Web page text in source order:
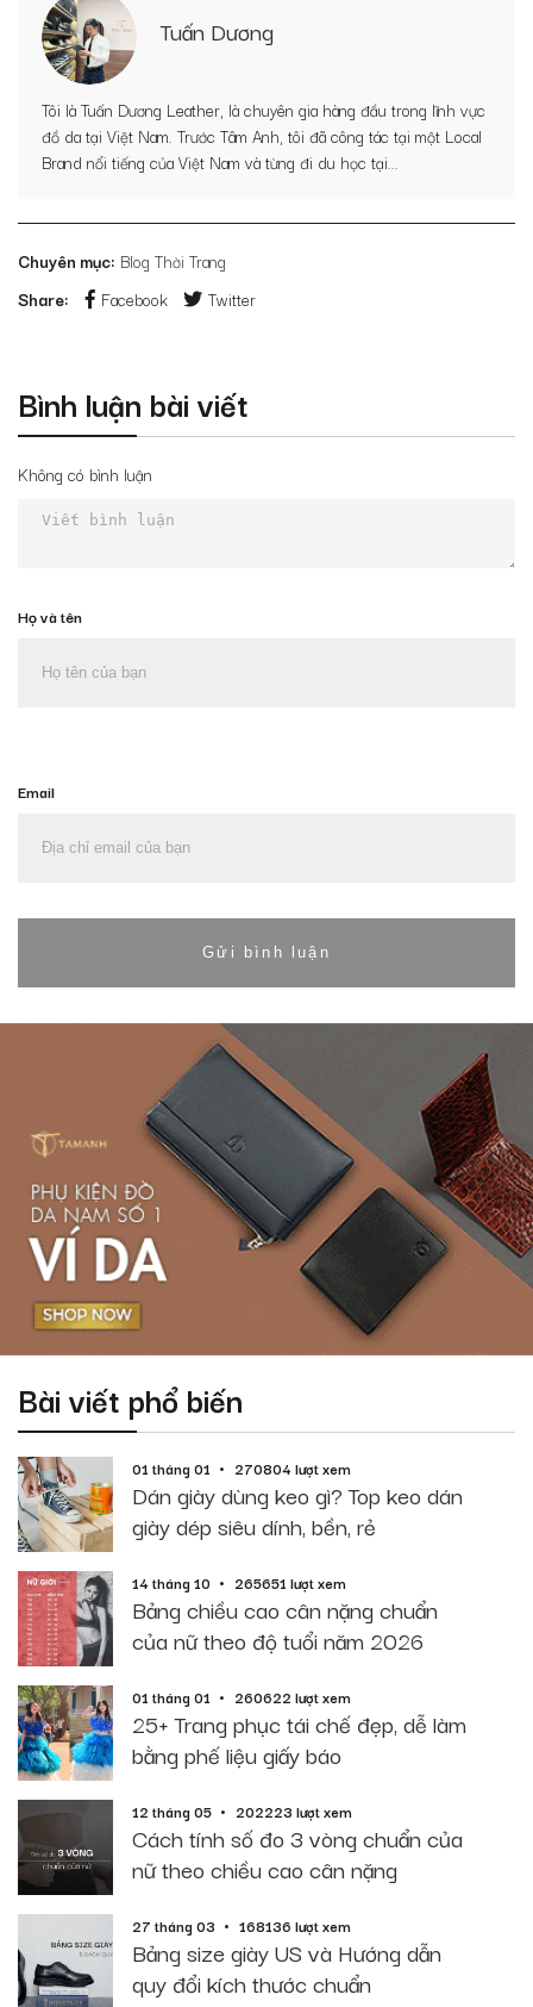
Tuấn Dương
Tôi là Tuấn Dương Leather, là chuyên gia hàng đầu trong lĩnh vực
đồ da tại Việt Nam. Trước Tâm Anh, tôi đã công tác tại một Local
Brand nổi tiếng của Việt Nam và từng đi du học tại...
Chuyên mục: Blog Thời Trang
Share:
Facebook Twitter
Bình luận bài viết
Không có bình luận
Họ và tên
Email
Bài viết phổ biến
01 tháng 01 270804 lượt xem
Dán giày dùng keo gì? Top keo dán
giày dép siêu dính, bền, rẻ
14 tháng 10 265651 lượt xem
Bảng chiều cao cân nặng chuẩn
của nữ theo độ tuổi năm 2026
01 tháng 01 260622 lượt xem
25+ Trang phục tái chế đẹp, dễ làm
bằng phế liệu giấy báo
12 tháng 05 202223 lượt xem
Cách tính số đo 3 vòng chuẩn của
nữ theo chiều cao cân nặng
27 tháng 03 168136 lượt xem
Bảng size giày US và Hướng dẫn
quy đổi kích thước chuẩn